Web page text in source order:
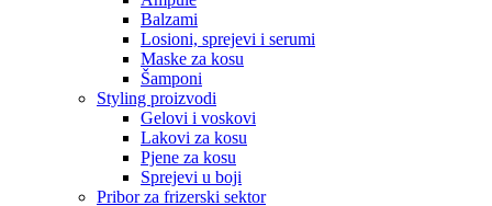
Balzami
Losioni, sprejevi i serumi
Maske za kosu
Šamponi
Styling proizvodi
Gelovi i voskovi
Lakovi za kosu
Pjene za kosu
Sprejevi u boji
Pribor za frizerski sektor